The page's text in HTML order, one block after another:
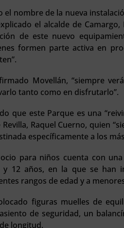
el nombre de la nueva
el alcalde de
de este nuevo
formen parte activa en
Movellán, “siempre
tanto como en disfrutarlo”.
que este Parque es una
Revilla, Raquel Cuerno, quien
específicamente a los
para niños cuenta con
12 años, en la que se han
rangos de edad y a
figuras muelles de
de seguridad, un
longitud.